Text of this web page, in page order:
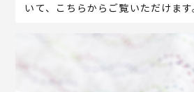
いて、こちらからご覧いただけます